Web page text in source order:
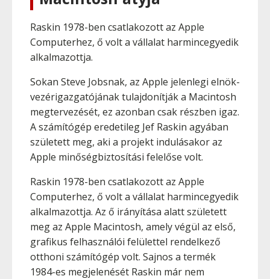
Raskin 1978-ben csatlakozott az Apple
Computerhez, ő volt a vállalat harmincegyedik
alkalmazottja.
Sokan Steve Jobsnak, az Apple jelenlegi elnök-
vezérigazgatójának tulajdonítják a Macintosh
megtervezését, ez azonban csak részben igaz.
A számítógép eredetileg Jef Raskin agyában
született meg, aki a projekt indulásakor az
Apple minőségbiztosítási felelőse volt.
Raskin 1978-ben csatlakozott az Apple
Computerhez, ő volt a vállalat harmincegyedik
alkalmazottja. Az ő irányítása alatt született
meg az Apple Macintosh, amely végül az első,
grafikus felhasználói felülettel rendelkező
otthoni számítógép volt. Sajnos a termék
1984-es megjelenését Raskin már nem